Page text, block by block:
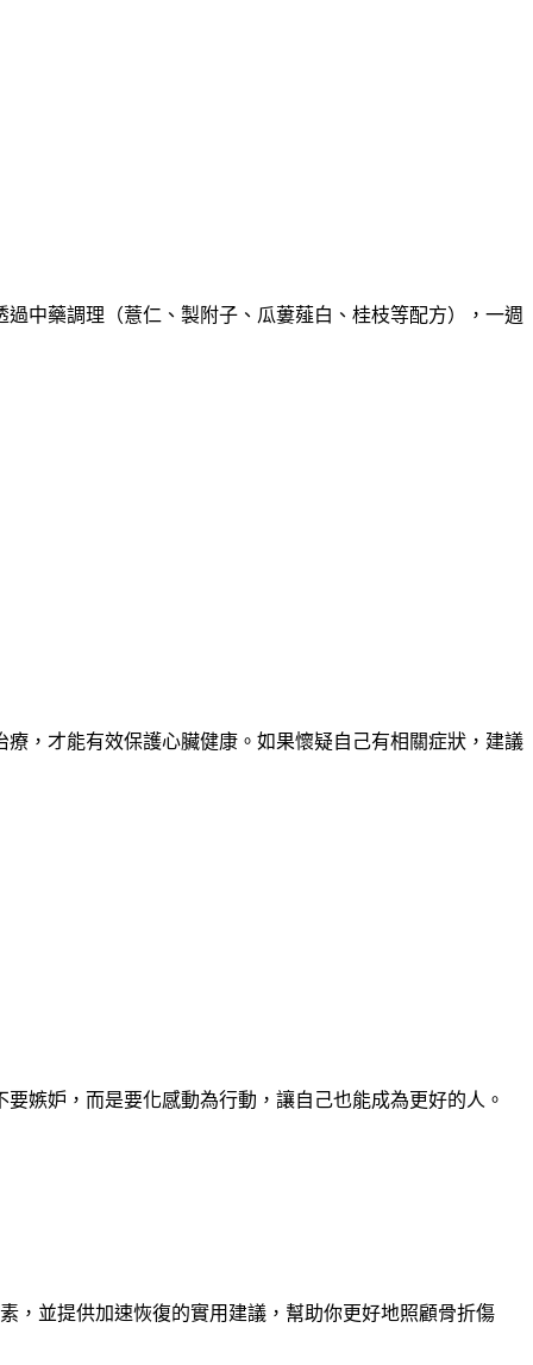
過中藥調理（薏仁、製附子、瓜蔞薤白、桂枝等配方），一週
療，才能有效保護心臟健康。如果懷疑自己有相關症狀，建議
嫉妒，而是要化感動為行動，讓自己也能成為更好的人。
，並提供加速恢復的實用建議，幫助你更好地照顧骨折傷